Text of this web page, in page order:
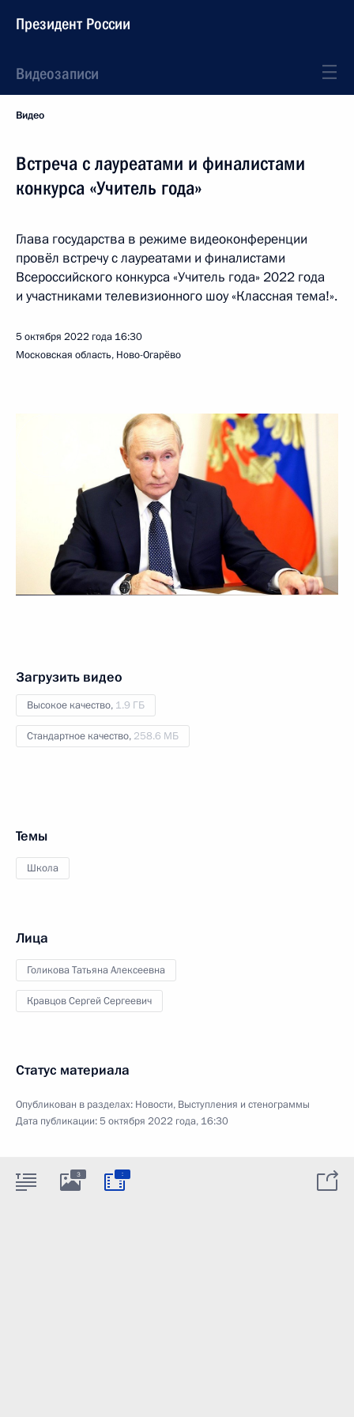
Президент России
Видеозаписи
Видео
Встреча с лауреатами и финалистами
конкурса «Учитель года»
Глава государства в режиме видеоконференции
провёл встречу с лауреатами и финалистами
Всероссийского конкурса «Учитель года» 2022 года
и участниками телевизионного шоу «Классная тема!».
5 октября 2022 года 16:30
Московская область, Ново-Огарёво
Загрузить видео
Высокое качество, 1.9 ГБ
Стандартное качество, 258.6 МБ
Темы
Школа
Лица
Голикова Татьяна Алексеевна
Кравцов Сергей Сергеевич
Статус материала
Опубликован в разделах: Новости, Выступления и стенограммы
Дата публикации:5 октября 2022 года, 16:30
3 :